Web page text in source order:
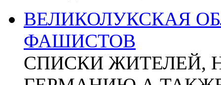
ВЕЛИКОЛУКСКАЯ
ФАШИСТОВ
СПИСКИ ЖИТЕЛЕЙ,